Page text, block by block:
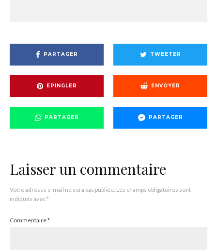
PARTAGER TWEETER
EPINGLER ENVOYER
PARTAGER PARTAGER
Laisser un commentaire
Votre adresse e-mail ne sera pas publiée. Les champs obligatoires sont
indiqués avec*
Commentaire*